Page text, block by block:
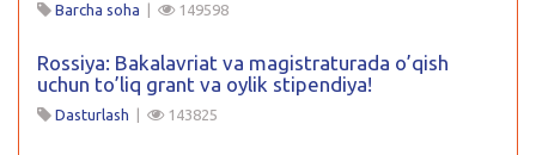
Barcha soha 149598
Rossiya: Bakalavriat va magistraturada o’qish
uchun to’liq grant va oylik stipendiya!
Dasturlash 143825